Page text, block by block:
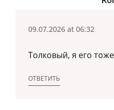
09.07.2026 at 06:32
Толковый, я его
ОТВЕТИТЬ